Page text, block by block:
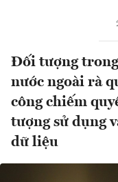
Đối tượng trong
nước ngoài rà
công chiếm
tượng sử dụng
dữ liệu